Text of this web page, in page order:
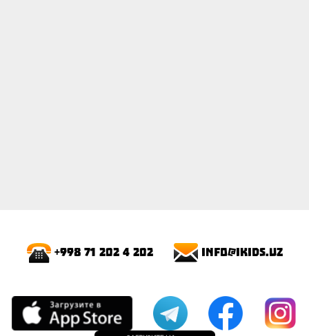
+998 71 202 4 202 info@ikids.uz